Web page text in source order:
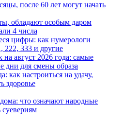
после 60 лет могут начать
обладают особым даром
4 числа
цифры: как нумерологи
222, 333 и другие
август 2026 года: самые
дни для смены образа
как настроиться на удачу,
здоровье
что означают народные